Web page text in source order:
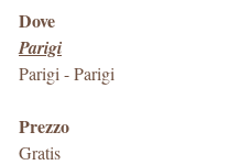
Dove
Parigi
Parigi -Parigi
Prezzo
Gratis